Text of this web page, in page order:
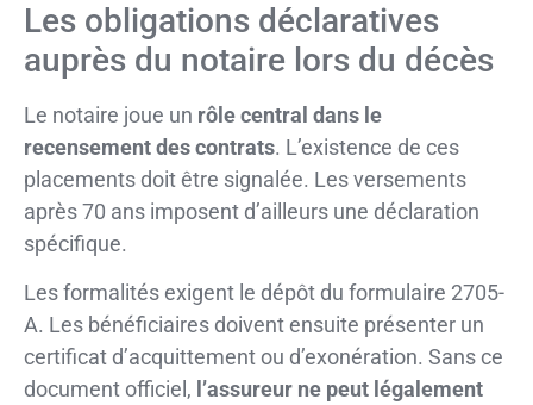
Les obligations déclaratives
auprès du notaire lors du décès
Le notaire joue un rôle central dans le
recensement des contrats. L’existence de ces
placements doit être signalée. Les versements
après 70 ans imposent d’ailleurs une déclaration
spécifique.
Les formalités exigent le dépôt du formulaire 2705-
A. Les bénéficiaires doivent ensuite présenter un
certificat d’acquittement ou d’exonération. Sans ce
document officiel, l’assureur ne peut légalement